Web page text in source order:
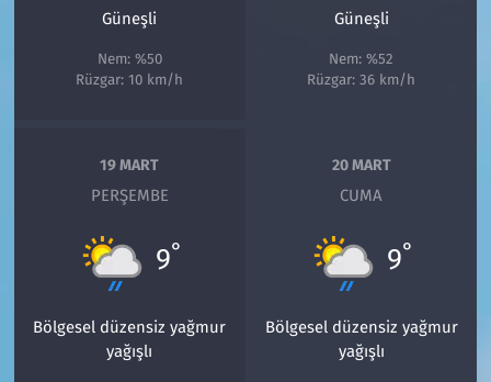
Güneşli
Nem: %50
Rüzgar: 10 km/h
Güneşli
Nem: %52
Rüzgar: 36 km/h
19 MART
PERŞEMBE
9°
Bölgesel düzensiz yağmur
yağışlı
20 MART
CUMA
9°
Bölgesel düzensiz yağmur
yağışlı